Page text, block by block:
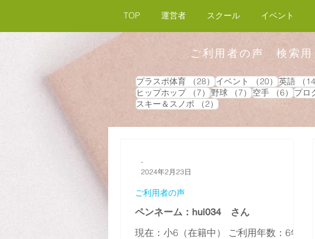
TOP 運営者 スクール イベント
ご利用者の声 検索用
プラスポ体育 （28）28件の記事
イベント （20）20件の記
英語 （
ヒップホップ
（7）7件の記事
野球 （7）7件の記事
空手 （6）6件
プロ
スキー＆スノボ
（2）2件の記事
ペンネーム：hui034 さん
現在：小6（在籍中） ご利用年数：6年
ご利用者の声
-
2024年2月23日